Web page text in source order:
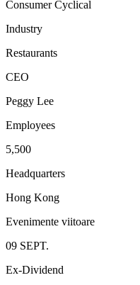
Consumer Cyclical
Industry
Restaurants
CEO
Peggy Lee
Employees
5,500
Headquarters
Hong Kong
Evenimente viitoare
09 SEPT.
Ex-Dividend